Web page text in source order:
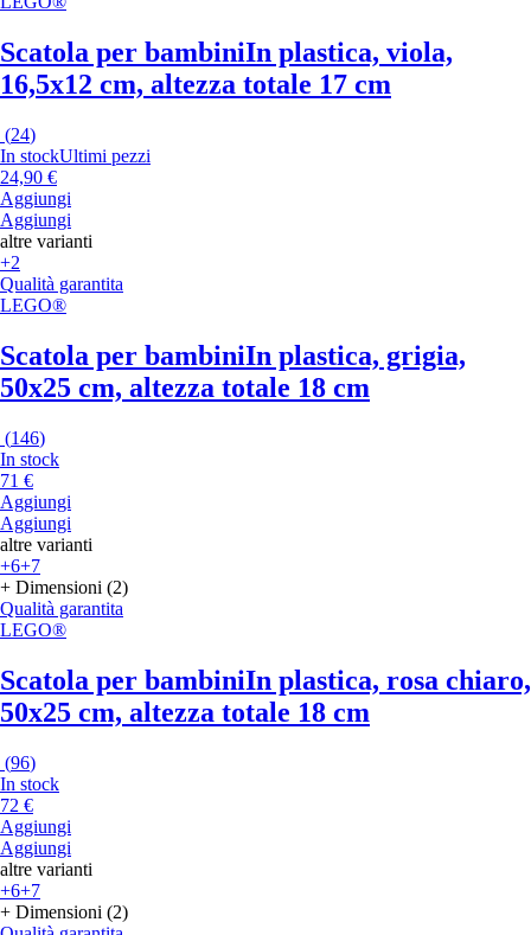
Scatola per bambiniIn plastica, viola,
16,5x12 cm, altezza totale 17 cm
(24)
In stockUltimi pezzi
24,90 €
Aggiungi
Aggiungi
altre varianti
+2
Qualità garantita
LEGO®
Scatola per bambiniIn plastica, grigia,
50x25 cm, altezza totale 18 cm
(146)
In stock
71 €
Aggiungi
Aggiungi
altre varianti
+6+7
+ Dimensioni (2)
Qualità garantita
LEGO®
Scatola per bambiniIn plastica, rosa chiaro,
50x25 cm, altezza totale 18 cm
(96)
In stock
72 €
Aggiungi
Aggiungi
altre varianti
+6+7
+ Dimensioni (2)